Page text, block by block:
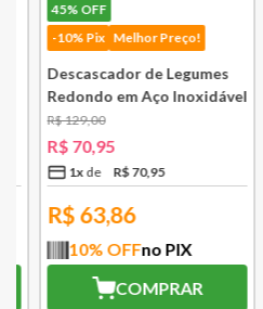
45%OFF
-10% Pix
Melhor Preço!
Descascador de Legumes
Redondo em Aço Inoxidável
131 mm Bsf
129,00
R$70,95
1x R$ 70,95
R$63,86
10% OFFno PIX
COMPRAR